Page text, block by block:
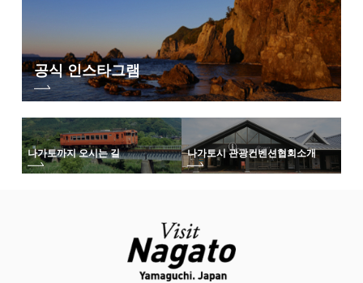
공식 인스타그램
나가토까지 오시는 길 나가토시 관광컨벤션협회소개